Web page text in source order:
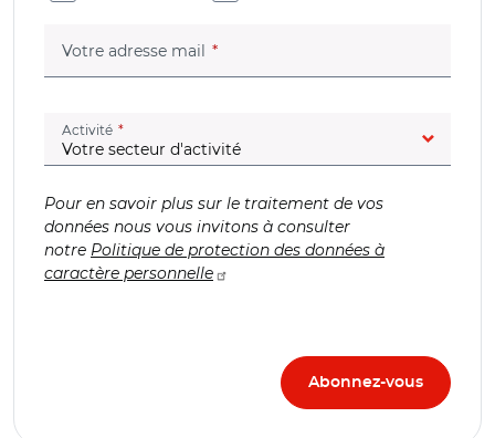
Votre adresse mail (champ obligatoire)
Activité (champ obligatoire)
Pour en savoir plus sur le traitement de vos
données nous vous invitons à consulter
notre Politique de protection des données à
caractère personnelle